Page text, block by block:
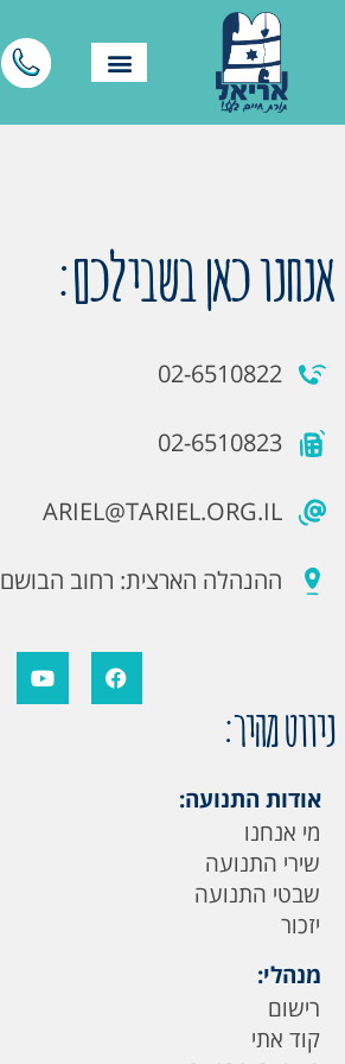
אנחנו כאן בשבילכם:
02-6510822
02-6510823
ARIEL@TARIEL.ORG.IL
ההנהלה הארצית: רחוב הבושם 11, גילה ירושלים
ניווט מהיר:
אודות התנועה:
מי אנחנו
שירי התנועה
שבטי התנועה
יזכור
מנהלי:
רישום
קוד אתי